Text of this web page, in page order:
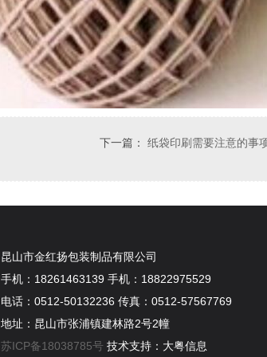
下一篇： 纸袋印刷需要注意的事
昆山市金红扬包装制品有限公司
手机：18261463139 手机：18822975529
电话：0512-50132236 传真：0512-57567769
地址：昆山市张浦镇建林路2号2幢
苏ICP备18038785号技术支持：大粤信息